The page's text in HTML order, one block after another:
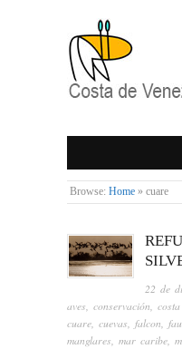
COSTA
Browse: Home » cuare
22 de
aves, conservación,
cuare, cuevas, falcon,
manglares, mar caribe,